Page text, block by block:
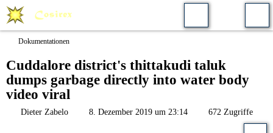
Dokumentationen
Cuddalore district's thittakudi taluk
dumps garbage directly into water body
video viral
Dieter Zabelo 8. Dezember 2019 um 23:14 672 Zugriffe